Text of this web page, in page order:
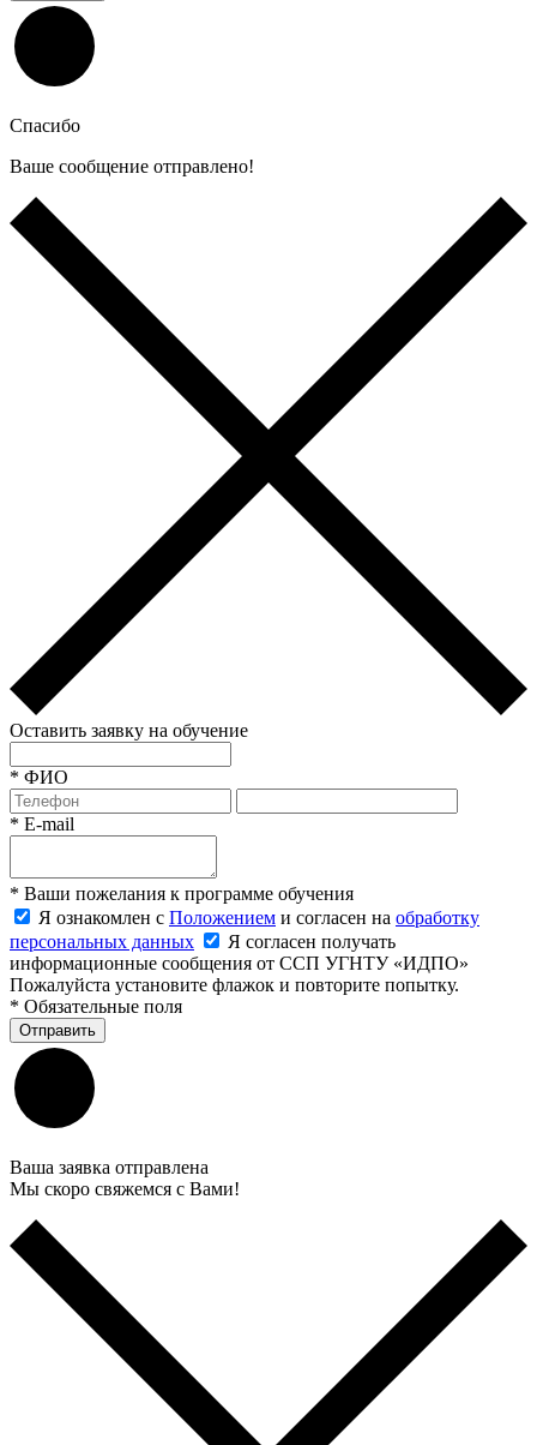
Спасибо
Ваше сообщение отправлено!
Оставить заявку на обучение
* ФИО
* E-mail
* Ваши пожелания к программе обучения
Я ознакомлен с Положением и согласен на обработку
персональных данных
Я согласен получать
информационные сообщения от ССП УГНТУ «ИДПО»
Пожалуйста установите флажок и повторите попытку.
* Обязательные поля
Отправить
Ваша заявка отправлена
Мы скоро свяжемся с Вами!